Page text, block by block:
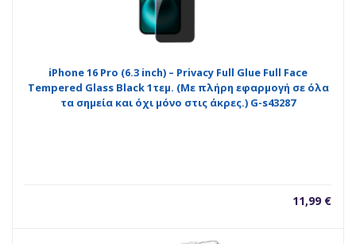
iPhone 16 Pro (6.3 inch) – Privacy Full Glue Full Face
Tempered Glass Black 1τεμ. (Με πλήρη εφαρμογή σε όλα
τα σημεία και όχι μόνο στις άκρες.) G-s43287
11,99 €